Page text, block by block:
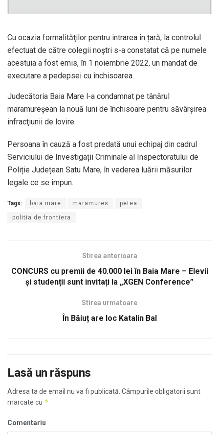
Cu ocazia formalităţilor pentru intrarea în țară, la controlul
efectuat de către colegii noştri s-a constatat că pe numele
acestuia a fost emis, în 1 noiembrie 2022, un mandat de
executare a pedepsei cu închisoarea.
Judecătoria Baia Mare l-a condamnat pe tânărul
maramureșean la nouă luni de închisoare pentru săvârșirea
infracţiunii de lovire.
Persoana în cauză a fost predată unui echipaj din cadrul
Serviciului de Investigații Criminale al Inspectoratului de
Poliție Județean Satu Mare, în vederea luării măsurilor
legale ce se impun.
Tags: baia mare maramures petea
politia de frontiera
Stirea anterioara
CONCURS cu premii de 40.000 lei în Baia Mare – Elevii
și studenții sunt invitați la „XGEN Conference”
Stirea urmatoare
În Băiuț are loc Katalin Bal
Lasă un răspuns
Adresa ta de email nu va fi publicată. Câmpurile obligatorii sunt
marcate cu *
Comentariu